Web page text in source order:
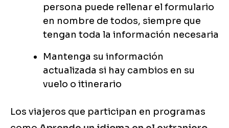
persona puede rellenar el formulario
en nombre de todos, siempre que
tengan toda la información necesaria
Mantenga su información
actualizada si hay cambios en su
vuelo o itinerario
Los viajeros que participan en programas